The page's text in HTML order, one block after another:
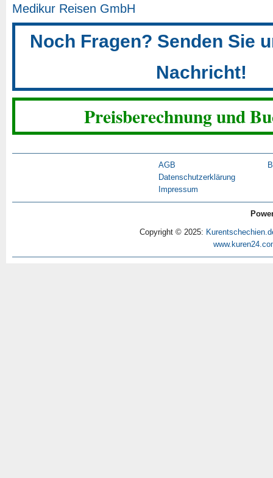
Medikur Reisen GmbH
Noch Fragen? Senden Sie
Nachricht!
Preisberechnung und
AGB
Datenschutzerklärung
Impressum
Copyright © 2025: